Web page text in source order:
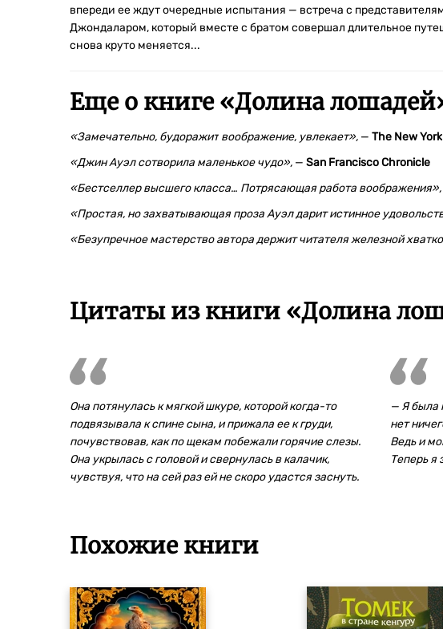
впереди ее ждут очередные испытания — встреча с
Джондаларом, который вместе с братом совершал длительное
снова круто меняется...
Еще о книге «Долина лошадей
«Замечательно, будоражит воображение, увлекает», — The NewYork
«Джин Ауэл сотворила маленькое чудо», — San Francisco Chronicle
«Бестселлер высшего класса… Потрясающая работа воображения»,
«Простая, но захватывающая проза Ауэл дарит истинное
«Безупречное мастерство автора держит читателя железной
Цитаты из книги «Долина
Она потянулась к мягкой шкуре, которой когда-то
подвязывала к спине сына, и прижала ее к груди,
почувствовав, как по щекам побежали горячие слезы.
Она укрылась с головой и свернулась в калачик,
чувствуя, что на сей раз ей не скоро удастся заснуть.
— Я была
нет
Ведь и
Теперь я
Похожие книги